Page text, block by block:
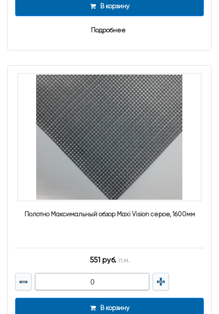
В корзину
Подробнее
Полотно Максимальный обзор Maxi Vision серое, 1600мм
551 руб. п.м.
В корзину